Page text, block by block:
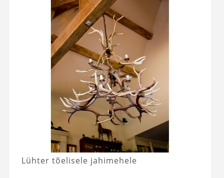
Lühter tõelisele jahimehele